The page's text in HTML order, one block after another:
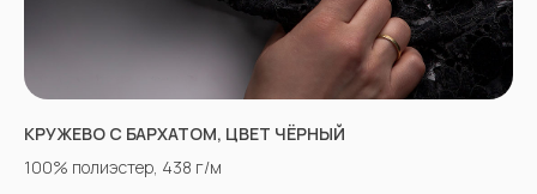
КРУЖЕВО С БАРХАТОМ, ЦВЕТ ЧЁРНЫЙ
100% полиэстер, 438 г/м